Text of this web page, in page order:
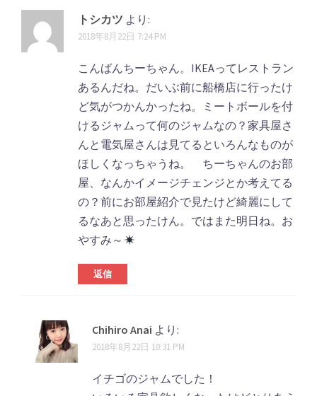
トシカツ より:
2018年8月22日 7:24 PM
こんばんちーちゃん。IKEAってレストラン
あるんだね。だいぶ前に船橋店に行ったけ
ど気がつかんかったね。ミートボールを付
けるジャムって何のジャムなの？家具屋さ
んと電気屋さんは見てるといろんなものが
ほしくなっちゃうね。 ちーちゃんのお部
屋、なんかイメージチェンジとか考えてる
の？前にお部屋紹介で見たけど綺麗にして
るなあと思ったけん。ではまた明日ね。お
やすみ～
返信
Chihiro Anai より:
2018年8月22日 10:31 PM
イチゴのジャムでした！